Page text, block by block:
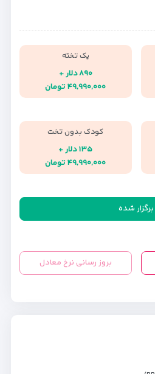
یک تخته
۸۹۰ دلار +
۴۹,۹۹۰,۰۰۰ تومان
کودک بدون تخت
۱۳۵ دلار +
۴۹,۹۹۰,۰۰۰ تومان
برگزار شده
بروز رسانی نرخ معادل